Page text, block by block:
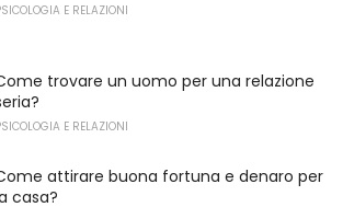
E RELAZIONI
trovare un uomo per una relazione
E RELAZIONI
attirare buona fortuna e denaro per
casa?